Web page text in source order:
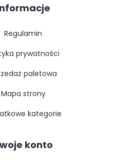
regulamin
prywatności
paletowa
mapa strony
kategorie
konto